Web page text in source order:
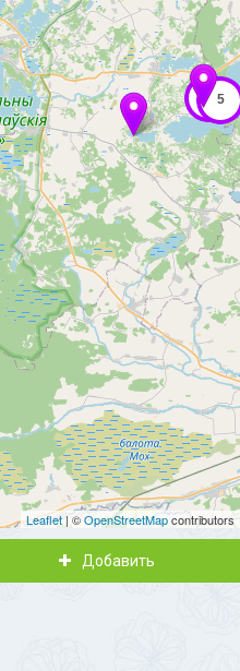
Leaflet | ©OpenStreetMapcontributors
Добавить